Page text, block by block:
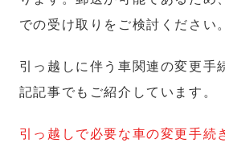
での受け取りをご検討ください。
引っ越しに伴う車関連の変更手
記記事でもご紹介しています。
引っ越しで必要な車の変更手続